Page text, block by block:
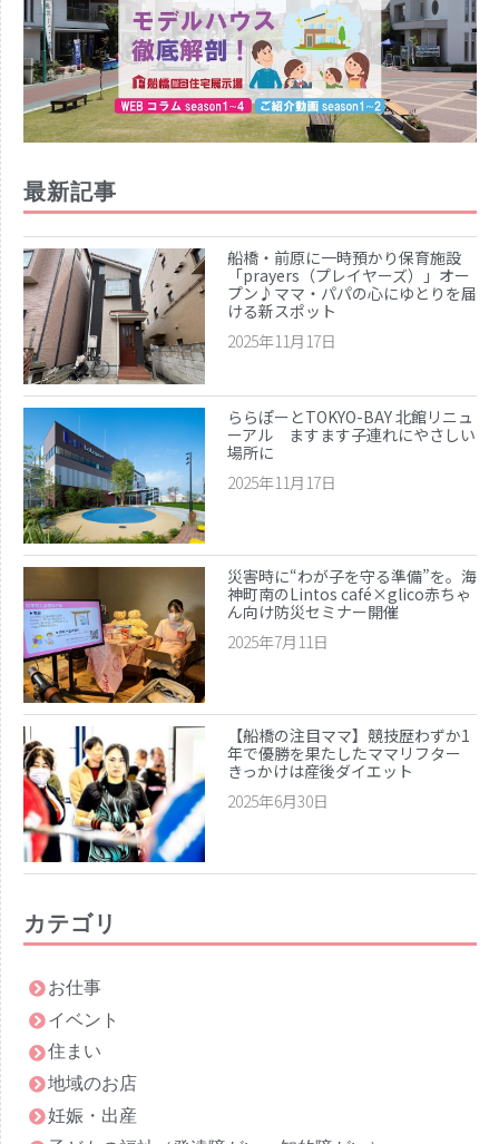
最新記事
船橋・前原に一時預かり保育施設
「prayers（プレイヤーズ）」オー
プン♪ママ・パパの心にゆとりを届
ける新スポット
2025年11月17日
ららぽーとTOKYO-BAY 北館リニュ
ーアル ますます子連れにやさしい
場所に
2025年11月17日
災害時に“わが子を守る準備”を。海
神町南のLintos café×glico赤ちゃ
ん向け防災セミナー開催
2025年7月11日
【船橋の注目ママ】競技歴わずか1
年で優勝を果たしたママリフター
きっかけは産後ダイエット
2025年6月30日
カテゴリ
お仕事
イベント
住まい
地域のお店
妊娠・出産